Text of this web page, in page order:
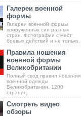
Галереи военной
формы
Галереи военной формы
вооруженных сил разных
стран. Фотографии с мест
боевых действий и не только.
Правила ношения
военной формы
Великобритании
Полный свод правил ношения
военной одежды
Великобритании. 1200
страниц.
Смотреть видео
обзоры